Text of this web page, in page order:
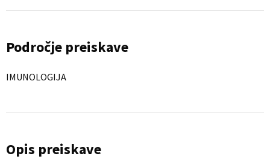
Področje preiskave
IMUNOLOGIJA
Opis preiskave